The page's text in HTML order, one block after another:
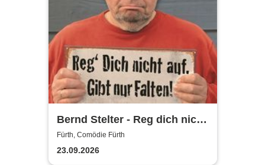
Bernd Stelter - Reg dich nicht
auf. Gibt nur Falten!
Fürth, Comödie Fürth
23.09.2026